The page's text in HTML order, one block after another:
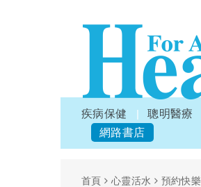
疾病保健 聰明醫療
網路書店
首頁 心靈活水 預約快樂